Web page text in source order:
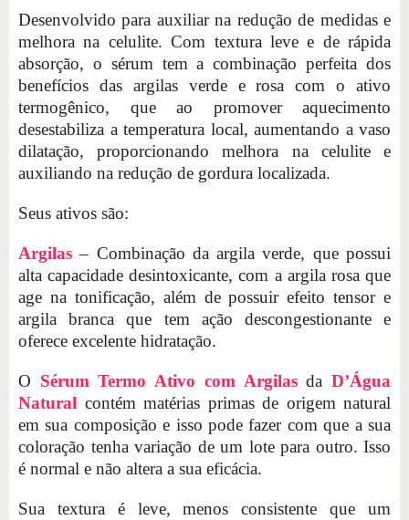
Desenvolvido para auxiliar na redução de medidas e
melhora na celulite. Com textura leve e de rápida
absorção, o sérum tem a combinação perfeita dos
benefícios das argilas verde e rosa com o ativo
termogênico, que ao promover aquecimento
desestabiliza a temperatura local, aumentando a vaso
dilatação, proporcionando melhora na celulite e
auxiliando na redução de gordura localizada.
Seus ativos são:
Argilas – Combinação da argila verde, que possui
alta capacidade desintoxicante, com a argila rosa que
age na tonificação, além de possuir efeito tensor e
argila branca que tem ação descongestionante e
oferece excelente hidratação.
O Sérum Termo Ativo com ArgilasdaD’Água
Natural contém matérias primas de origem natural
em sua composição e isso pode fazer com que a sua
coloração tenha variação de um lote para outro. Isso
é normal e não altera a sua eficácia.
Sua textura é leve, menos consistente que um